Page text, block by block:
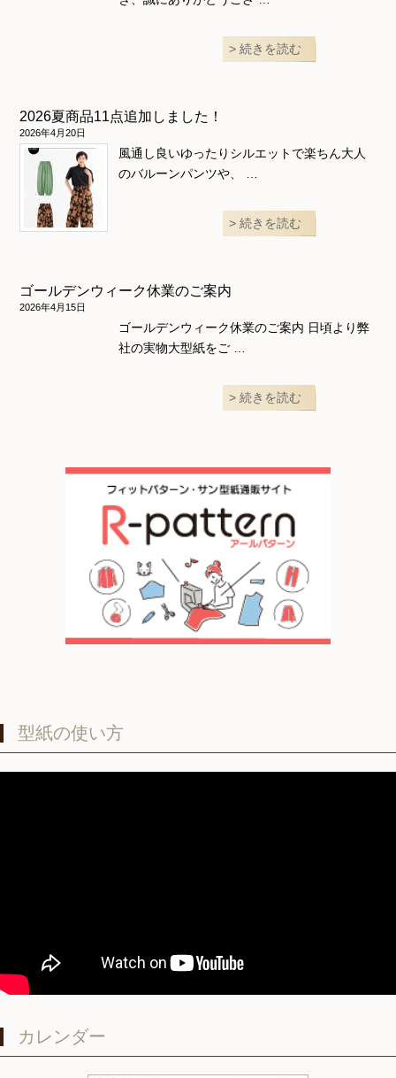
続きを読む
2026夏商品11点追加しました！
2026年4月20日
風通し良いゆったりシルエットで楽ちん大人
のバルーンパンツや、 …
続きを読む
ゴールデンウィーク休業のご案内
2026年4月15日
ゴールデンウィーク休業のご案内 日頃より弊
社の実物大型紙をご …
続きを読む
型紙の使い方
カレンダー